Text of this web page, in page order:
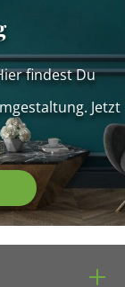
findest Du
Jetzt